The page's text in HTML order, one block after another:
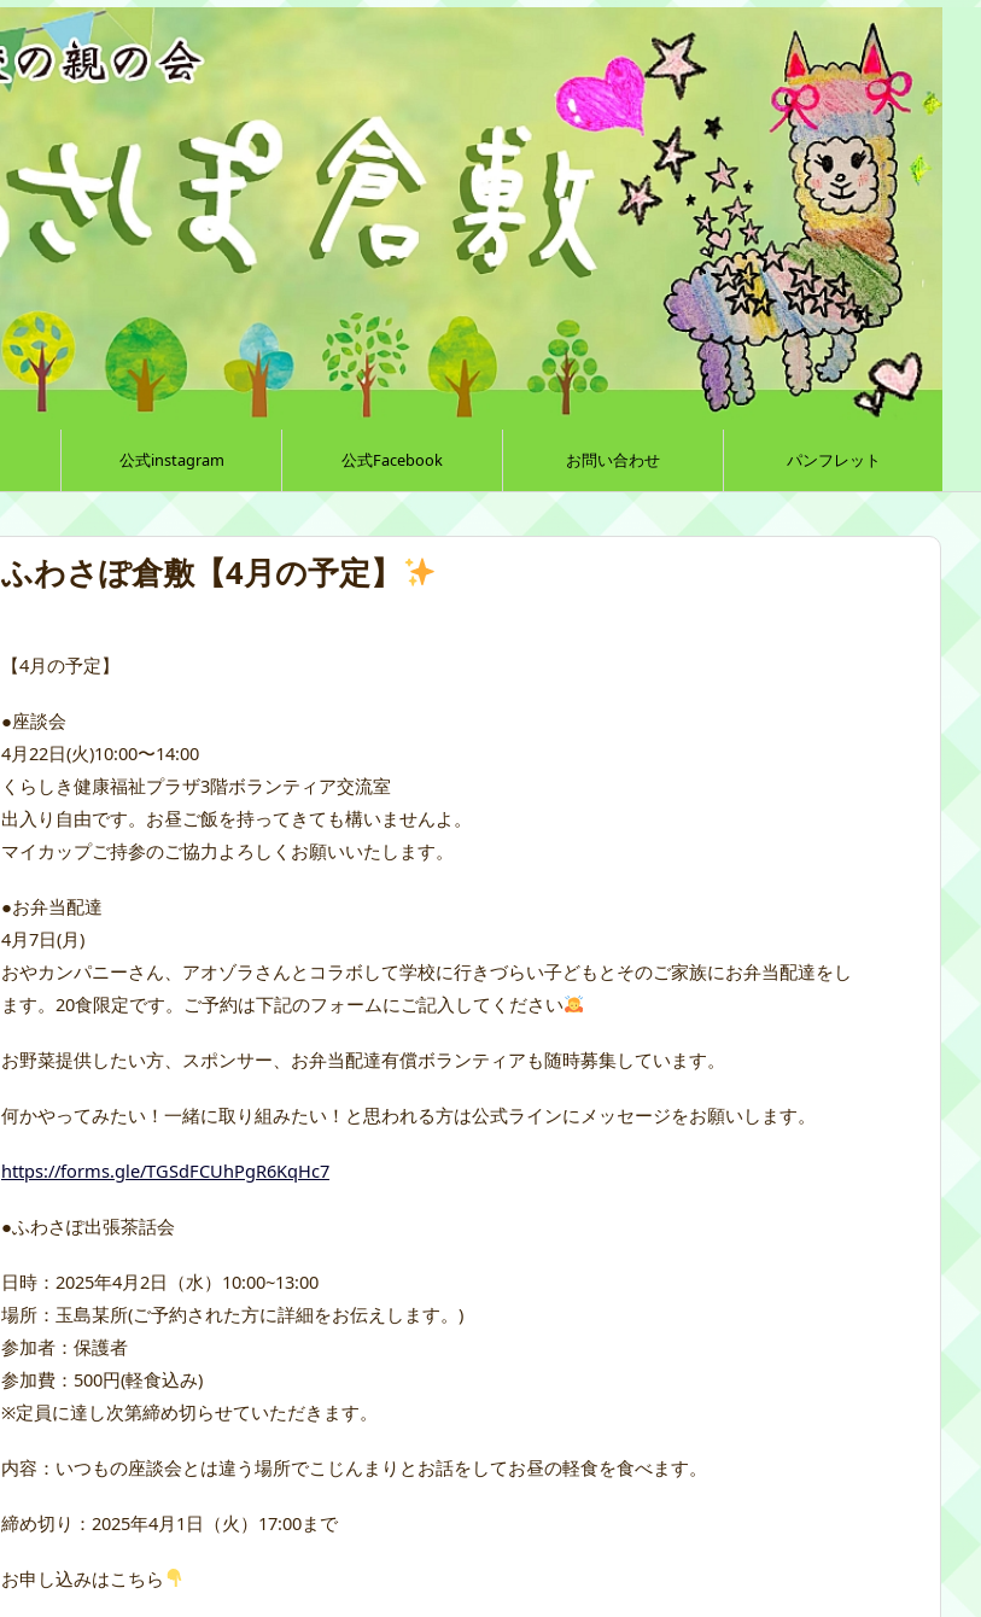
公式instagram 公式Facebook お問い合わせ パンフレット
ふわさぽ倉敷【4月の予定】
【4月の予定】
●座談会
4月22日(火)10:00〜14:00
くらしき健康福祉プラザ3階ボランティア交流室
出入り自由です。お昼ご飯を持ってきても構いませんよ。
マイカップご持参のご協力よろしくお願いいたします。
●お弁当配達
4月7日(月)
おやカンパニーさん、アオゾラさんとコラボして学校に行きづらい子どもとそのご家族にお弁当配達をし
ます。20食限定です。ご予約は下記のフォームにご記入してください
お野菜提供したい方、スポンサー、お弁当配達有償ボランティアも随時募集しています。
何かやってみたい！一緒に取り組みたい！と思われる方は公式ラインにメッセージをお願いします。
https://forms.gle/TGSdFCUhPgR6KqHc7
●ふわさぽ出張茶話会
日時：2025年4月2日（水）10:00~13:00
場所：玉島某所(ご予約された方に詳細をお伝えします。)
参加者：保護者
参加費：500円(軽食込み)
※定員に達し次第締め切らせていただきます。
内容：いつもの座談会とは違う場所でこじんまりとお話をしてお昼の軽食を食べます。
締め切り：2025年4月1日（火）17:00まで
お申し込みはこちら